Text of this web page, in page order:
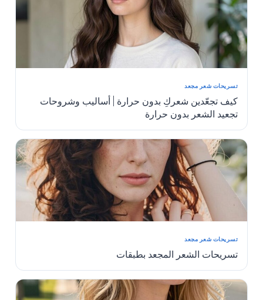
تسريحات شعر مجعد
كيف تجعّدين شعركِ بدون حرارة | أساليب وشروحات
تجعيد الشعر بدون حرارة
تسريحات شعر مجعد
تسريحات الشعر المجعد بطبقات